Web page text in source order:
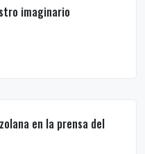
imaginario
en la prensa del